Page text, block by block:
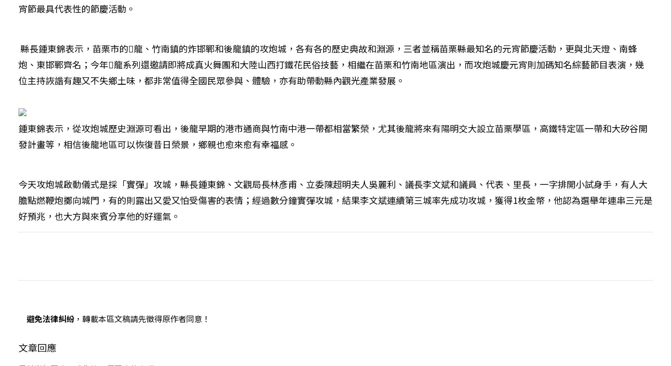
宵節最具代表性的節慶活動。
縣長鍾東錦表示，苗栗市的𪹚龍、竹南鎮的炸邯鄲和後龍鎮的攻炮城，各有各的歷史典故和淵源，三者並稱苗栗縣最知名的元宵節慶活動，更與北天燈、南蜂
炮、東邯鄲齊名；今年𪹚龍系列還邀請即將成真火舞團和大陸山西打鐵花民俗技藝，相繼在苗栗和竹南地區演出，而攻炮城慶元宵則加碼知名綜藝節目表演，幾
位主持詼諧有趣又不失鄉土味，都非常值得全國民眾參與、體驗，亦有助帶動縣內觀光產業發展。
鍾東錦表示，從攻炮城歷史淵源可看出，後龍早期的港市通商與竹南中港一帶都相當繁榮，尤其後龍將來有陽明交大設立苗栗學區，高鐵特定區一帶和大矽谷開
發計畫等，相信後龍地區可以恢復昔日榮景，鄉親也愈來愈有幸福感。
今天攻炮城啟動儀式是採「實彈」攻城，縣長鍾東錦、文觀局長林彥甫、立委陳超明夫人吳麗利、議長李文斌和議員、代表、里長，一字排開小試身手，有人大
膽點燃鞭炮擲向城門，有的則露出又愛又怕受傷害的表情；經過數分鐘實彈攻城，結果李文斌連續第三城率先成功攻城，獲得1枚金幣，他認為選舉年連串三元是
好預兆，也大方與來賓分享他的好運氣。
避免法律糾紛 ，轉載本區文稿請先徵得原作者同意！
文章回應